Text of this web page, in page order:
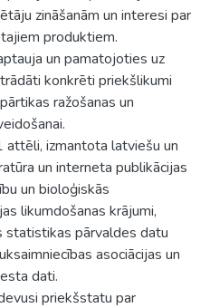
zināšanām un interesi par
produktiem.
un pamatojoties uz
konkrēti priekšlikumi
ražošanas un
izmantota latviešu un
un interneta publikācijas
un bioloģiskās
likumdošanas krājumi,
statistikas pārvaldes datu
asociācijas un
dati.
priekšstatu par